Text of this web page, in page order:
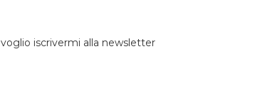
voglio iscrivermi alla newsletter